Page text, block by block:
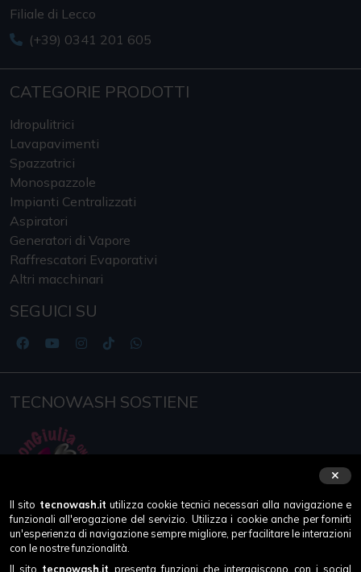
Filiale di Lecco
(+39) 0341 201 605
CATEGORIE PRODOTTI
Idropulitrici
Lavapavimenti
Spazzatrici
Monospazzole
Impianti Centralizzati
Aspiratori
Generatori di Vapore
Raffrescatori Evaporativi
Altri macchinari
SEGUICI SU
TECNOWASH SOSTIENE
Il sito tecnowash.it utilizza cookie tecnici necessari alla navigazione e
funzionali all'erogazione del servizio. Utilizza i cookie anche per fornirti
un'esperienza di navigazione sempre migliore, per facilitare le interazioni
con le nostre funzionalità.
Il sito tecnowash.it presenta funzioni che interagiscono con i social